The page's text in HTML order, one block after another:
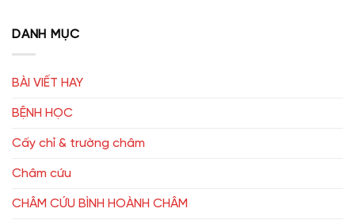
DANH MỤC
BÀI VIẾT HAY
BỆNH HỌC
Cấy chỉ & trường châm
Châm cứu
CHÂM CỨU BÌNH HOÀNH CHÂM